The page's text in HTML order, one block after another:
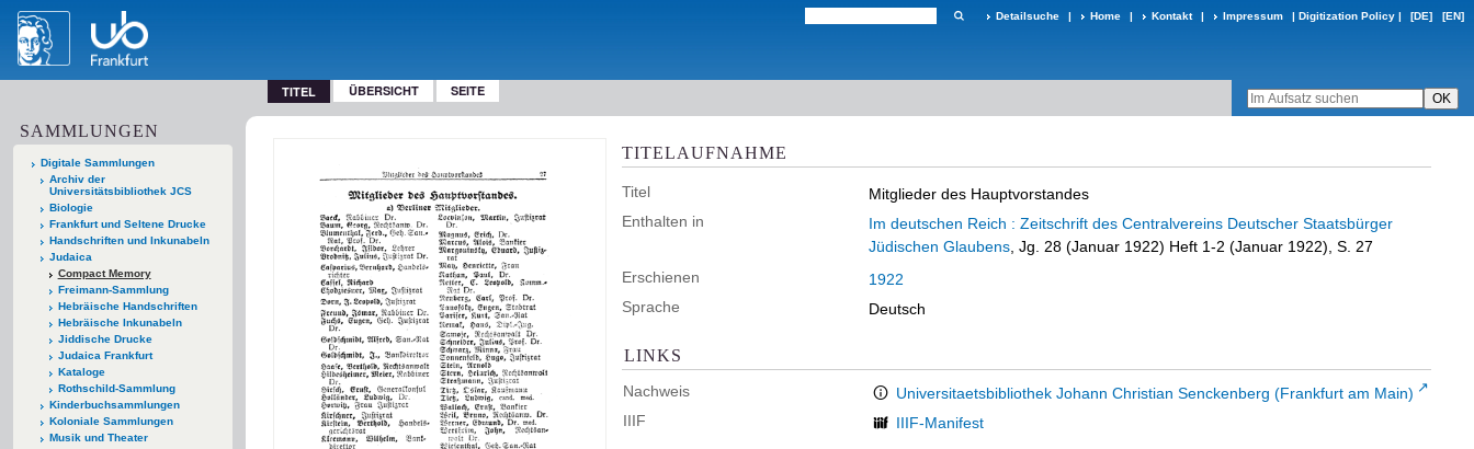
Detailsuche | Home | Kontakt | Impressum | Digitization Policy | [DE] [EN]
TITEL ÜBERSICHT SEITE
SAMMLUNGEN
Digitale Sammlungen
Archiv der
Universitätsbibliothek JCS
Biologie
Frankfurt und Seltene Drucke
Handschriften und Inkunabeln
Judaica
Compact Memory
Freimann-Sammlung
Hebräische Handschriften
Hebräische Inkunabeln
Jiddische Drucke
Judaica Frankfurt
Kataloge
Rothschild-Sammlung
Kinderbuchsammlungen
Koloniale Sammlungen
Musik und Theater
TITELAUFNAHME
Titel
Mitglieder des Hauptvorstandes
Enthalten in
Im deutschen Reich : Zeitschrift des Centralvereins Deutscher Staatsbürger
Jüdischen Glaubens , Jg. 28 (Januar 1922) Heft 1-2 (Januar 1922), S. 27
Erschienen
1922
Sprache
Deutsch
LINKS
Nachweis
Universitaetsbibliothek Johann Christian Senckenberg (Frankfurt am Main)
IIIF
IIIF-Manifest